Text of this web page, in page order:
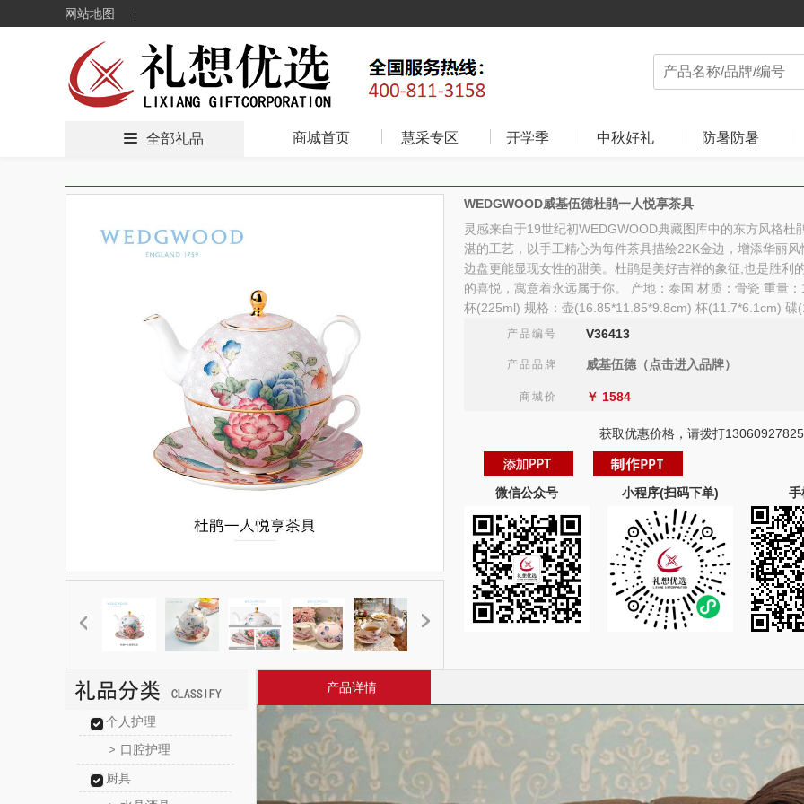
网站地图
全部礼品 商城首页 慧采专区 开学季 中秋好礼 防暑防暑
WEDGWOOD威基伍德杜鹃一人悦享茶具
灵感来自于19世纪初WEDGWOOD典藏图库中的东方风格杜
湛的工艺，以手工精心为每件茶具描绘22K金边，增添华丽
边盘更能显现女性的甜美。杜鹃是美好吉祥的象征,也是胜利
的喜悦，寓意着永远属于你。 产地：泰国 材质：骨瓷 重量
杯(225ml) 规格：壶(16.85*11.85*9.8cm) 杯(11.7*6.1cm) 碟
产品编号 V36413
产品品牌 威基伍德（点击进入品牌）
商城价 ￥ 1584
获取优惠价格，请拨打13060927825
微信公众号 小程序(扫码下单) 手
个人护理
> 口腔护理
厨具
产品详情